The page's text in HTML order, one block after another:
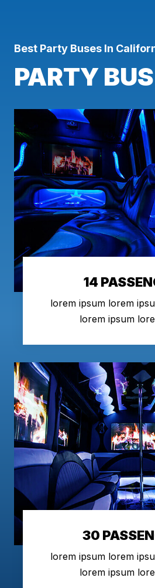
Best Party Buses In
PARTY
14
lorem ipsum lorem
lorem ipsum
30
lorem ipsum lorem
lorem ipsum